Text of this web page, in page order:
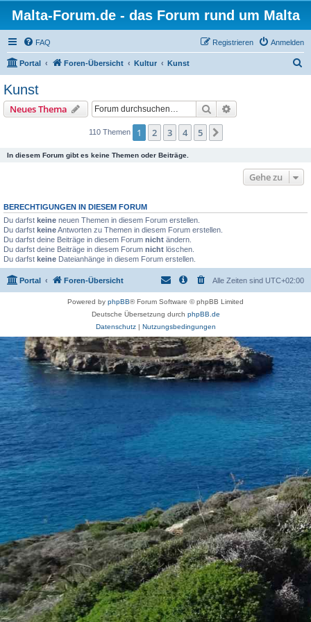
Malta-Forum.de - das Forum rund um Malta
FAQ Anmelden
Registrieren
Portal Foren-Übersicht Kultur Kunst
Kunst
Neues Thema Suche
110 Themen 1 2 3 4 5
In diesem Forum gibt es keine Themen oder Beiträge.
Gehe zu
BERECHTIGUNGEN IN DIESEM FORUM
Du darfst keine neuen Themen in diesem Forum erstellen.
Du darfst keineAntworten zu Themen in diesem Forum erstellen.
Du darfst deine Beiträge in diesem Forum nicht ändern.
Du darfst deine Beiträge in diesem Forum nicht löschen.
Du darfst keine Dateianhänge in diesem Forum erstellen.
Portal Foren-Übersicht Alle Zeiten sind UTC+02:00
Powered by phpBB® Forum Software © phpBB Limited
Deutsche Übersetzung durch phpBB.de
Datenschutz| Nutzungsbedingungen